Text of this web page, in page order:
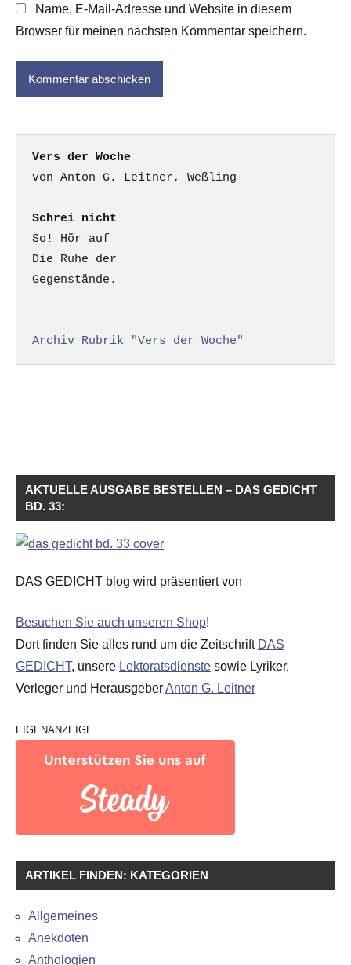
Name, E-Mail-Adresse und Website in diesem
Browser für meinen nächsten Kommentar speichern.
Vers der Woche
Schrei nicht
So! Hör auf
Die Ruhe der
Gegenstände.
Archiv Rubrik "Vers der Woche"
AKTUELLE AUSGABE BESTELLEN – DAS GEDICHT
BD. 33:
DAS GEDICHT blog wird präsentiert von
Besuchen Sie auch unseren Shop!
Dort finden Sie alles rund um die Zeitschrift DAS
GEDICHT, unsere Lektoratsdienste sowie Lyriker,
Verleger und HerausgeberAnton G. Leitner
EIGENANZEIGE
ARTIKEL FINDEN: KATEGORIEN
Allgemeines
Anekdoten
Anthologien